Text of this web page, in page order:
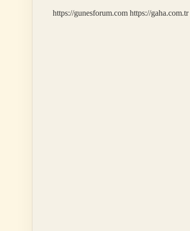
https://gunesforum.com https://gaha.com.tr